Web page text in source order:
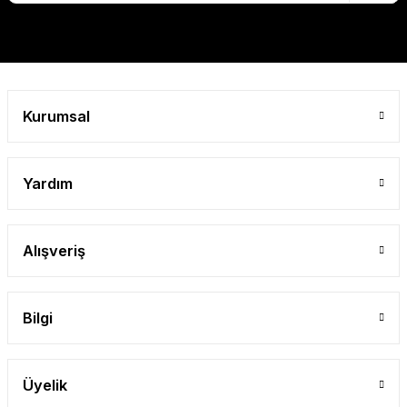
Kurumsal
Yardım
Alışveriş
Bilgi
Üyelik